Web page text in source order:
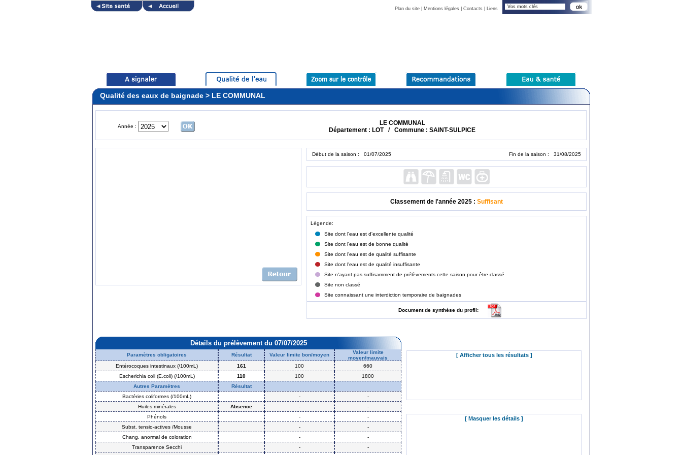
Plan du site| Mentions légales| Contacts| Liens
Qualité des eaux de baignade > LE COMMUNAL
Année :
LE COMMUNAL
Département : LOT / Commune : SAINT-SULPICE
Début de la saison : 01/07/2025 Fin de la saison : 31/08/2025
Classement de l'année 2025 : Suffisant
Légende:
Site dont l'eau est d'excellente qualité
Site dont l'eau est de bonne qualité
Site dont l'eau est de qualité suffisante
Site dont l'eau est de qualité insuffisante
Site n'ayant pas suffisamment de prélèvements cette saison pour être classé
Site non classé
Site connaissant une interdiction temporaire de baignades
Document de synthèse du profil:
Détails du prélèvement du 07/07/2025
Paramètres obligatoires Résultat Valeur limite bon/moyen
Valeur limite
moyen/mauvais
Entérocoques intestinaux (/100mL)
161 100
660
Escherichia coli (E.coli) (/100mL)
110 100
1800
Autres Paramètres
Résultat
Bactéries coliformes (/100mL)
-
-
Huiles minérales
Absence -
-
Phénols
-
-
Subst. tensio-actives /Mousse
-
-
Chang. anormal de coloration
-
-
Transparence Secchi
-
-
[ Afficher tous les résultats ]
[ Masquer les détails ]